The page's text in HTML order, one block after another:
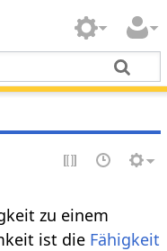
zu einem
ist die Fähigkeit